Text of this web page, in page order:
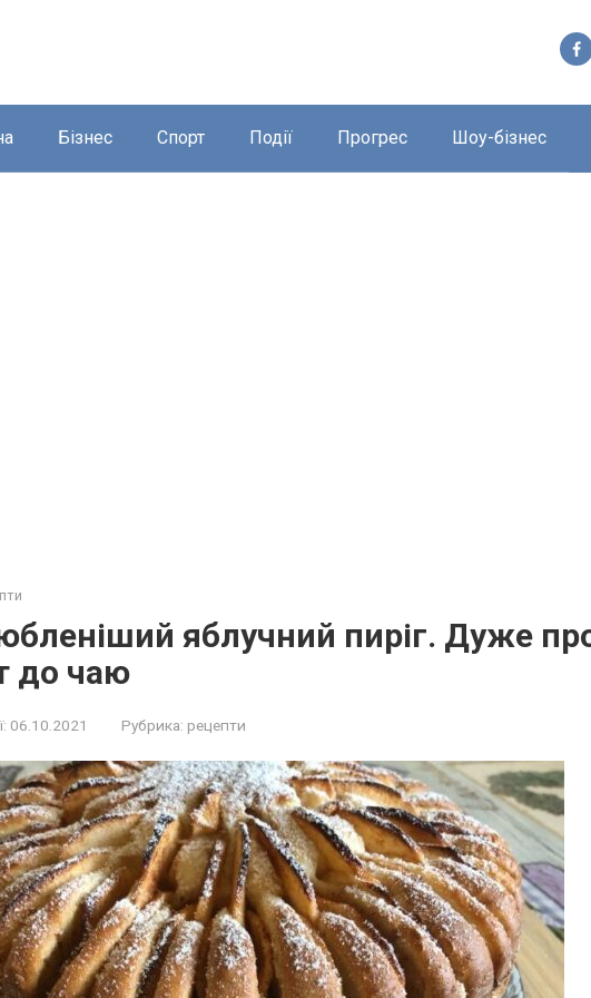
Бізнес Спорт Події Прогрес Шоу-бізнес
яблучний пиріг. Дуже
до чаю
06.10.2021 Рубрика: рецепти